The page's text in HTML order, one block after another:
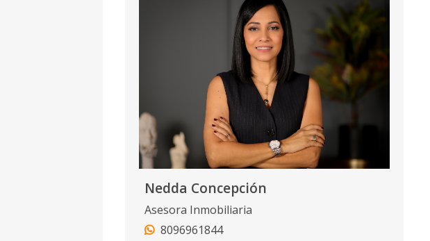
Nedda Concepción
Asesora Inmobiliaria
8096961844